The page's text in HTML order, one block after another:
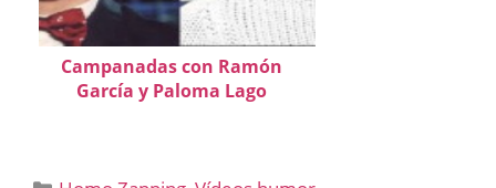
Campanadas con Ramón
García y Paloma Lago